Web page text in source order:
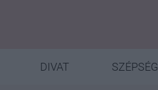
DIVAT SZÉPSÉG